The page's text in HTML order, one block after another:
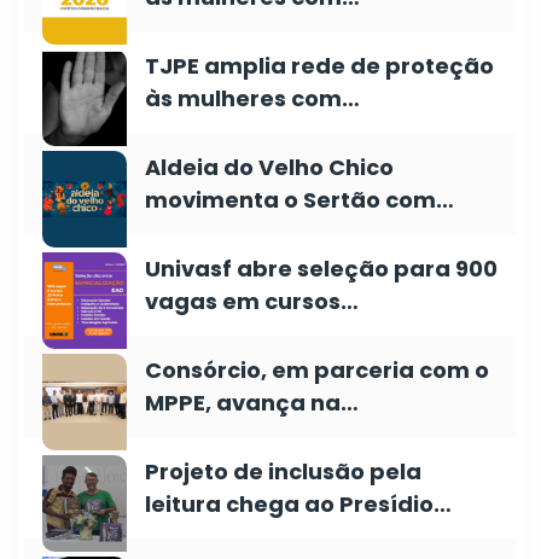
TJPE amplia rede de proteção
às mulheres com…
Aldeia do Velho Chico
movimenta o Sertão com…
Univasf abre seleção para 900
vagas em cursos…
Consórcio, em parceria com o
MPPE, avança na…
Projeto de inclusão pela
leitura chega ao Presídio…